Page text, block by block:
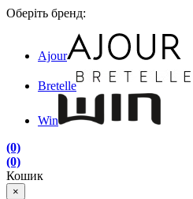
Оберіть бренд:
Ajour
Bretelle
Win
(0)
(0)
Кошик
×